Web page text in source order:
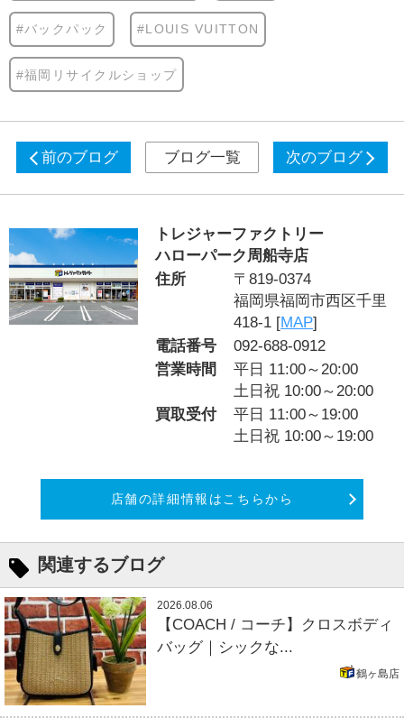
#バックパック #LOUIS VUITTON
#福岡リサイクルショップ
前のブログ ブログ一覧 次のブログ
トレジャーファクトリー
ハローパーク周船寺店
住所
〒819-0374
福岡県福岡市西区千里
418-1 [MAP]
電話番号
092-688-0912
営業時間
平日 11:00～20:00
土日祝 10:00～20:00
買取受付
平日 11:00～19:00
土日祝 10:00～19:00
店舗の詳細情報はこちらから
関連するブログ
2026.08.06
【COACH / コーチ】クロスボディ
バッグ｜シックな...
鶴ヶ島店